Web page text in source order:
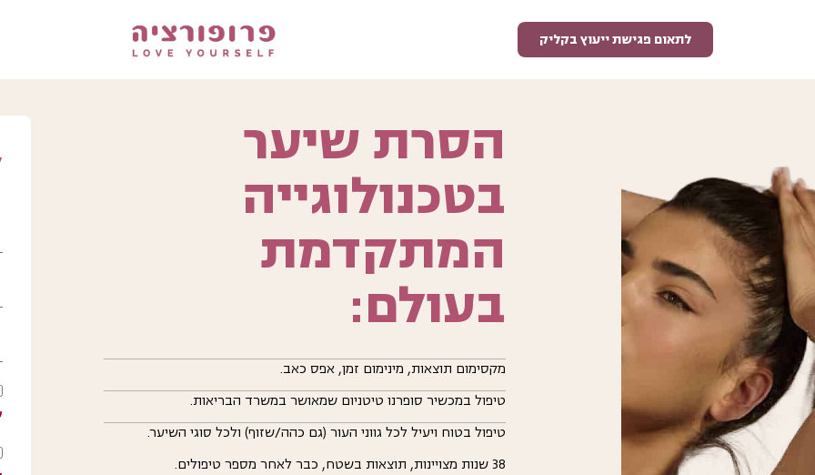
לתאום פגישת ייעוץ בקליק
הסרת שיער
בטכנולוגייה
המתקדמת
בעולם:
מקסימום תוצאות, מינימום זמן, אפס כאב.
טיפול במכשיר סופרנו טיטניום שמאושר במשרד הבריאות.
טיפול בטוח ויעיל לכל גווני העור (גם כהה/שזוף) ולכל סוגי השיער.
38 שנות מצויינות, תוצאות בשטח, כבר לאחר מספר טיפולים.